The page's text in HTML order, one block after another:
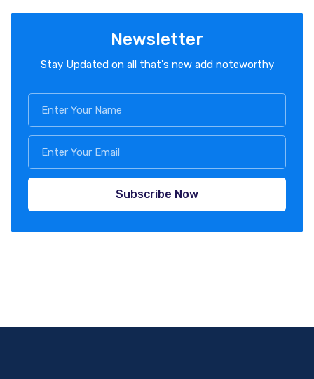
Newsletter
Stay Updated on all that's new add noteworthy
Subscribe Now